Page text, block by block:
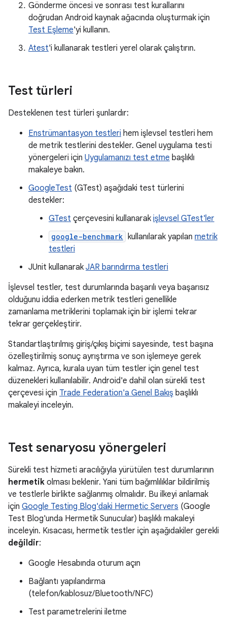
Gönderme öncesi ve sonrası test kurallarını
doğrudan Android kaynak ağacında oluşturmak için
Test Eşleme'yi kullanın.
Atest'i kullanarak testleri yerel olarak çalıştırın.
Test türleri
Desteklenen test türleri şunlardır:
Enstrümantasyon testleri hem işlevsel testleri hem
de metrik testlerini destekler. Genel uygulama testi
yönergeleri için Uygulamanızı test etme başlıklı
makaleye bakın.
GoogleTest (GTest) aşağıdaki test türlerini
destekler:
GTest çerçevesini kullanarak işlevsel GTest'ler
google-benchmark kullanılarak yapılan metrik
testleri
JUnit kullanarak JAR barındırma testleri
İşlevsel testler, test durumlarında başarılı veya başarısız
olduğunu iddia ederken metrik testleri genellikle
zamanlama metriklerini toplamak için bir işlemi tekrar
tekrar gerçekleştirir.
Standartlaştırılmış giriş/çıkış biçimi sayesinde, test başına
özelleştirilmiş sonuç ayrıştırma ve son işlemeye gerek
kalmaz. Ayrıca, kurala uyan tüm testler için genel test
düzenekleri kullanılabilir. Android'e dahil olan sürekli test
çerçevesi için Trade Federation'a Genel Bakış başlıklı
makaleyi inceleyin.
Test senaryosu yönergeleri
Sürekli test hizmeti aracılığıyla yürütülen test durumlarının
hermetik olması beklenir. Yani tüm bağımlılıklar bildirilmiş
ve testlerle birlikte sağlanmış olmalıdır. Bu ilkeyi anlamak
için Google Testing Blog'daki Hermetic Servers (Google
Test Blog'unda Hermetik Sunucular) başlıklı makaleyi
inceleyin. Kısacası, hermetik testler için aşağıdakiler gerekli
değildir:
Google Hesabında oturum açın
Bağlantı yapılandırma
(telefon/kablosuz/Bluetooth/NFC)
Test parametrelerini iletme